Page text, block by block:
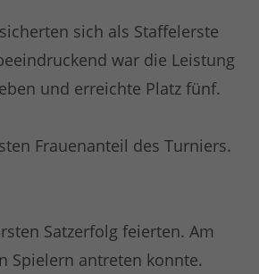
sich als Staffelerste
war die Leistung
und erreichte Platz fünf.
Frauenanteil des Turniers.
Satzerfolg feierten. Am
Spielern antreten konnte.